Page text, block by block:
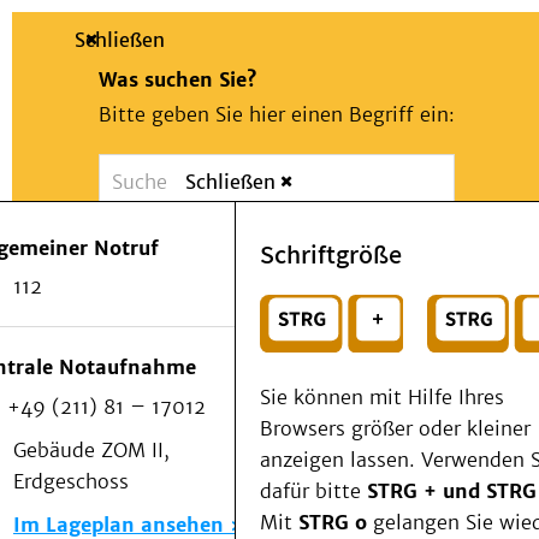
Suche
Schließen
Was suchen Sie?
Bitte geben Sie hier einen Begriff ein:
Suchen
Wählen Sie ein Thema für Ihren
Notfall
Schließen
Notruf
112
Notaufnahme
+49 (211) 81 – 17012
Gebäude ZOM II,
Erdgeschoss
Im Lageplan ansehen
Schriftgröße
Sie können mit Hilfe Ihres
Browsers größer oder kleiner
anzeigen lassen. Verwenden
dafür bitte STRG + und
Mit STRG o gelangen Sie
Patienten & Besucher
Als Patient am UKD
Beratung und Unterstützung
Veranstaltungen
Kommunikation im Medizinwesen (KIM)
Notfall
Forschung & Lehre
Medizinische Fakultät